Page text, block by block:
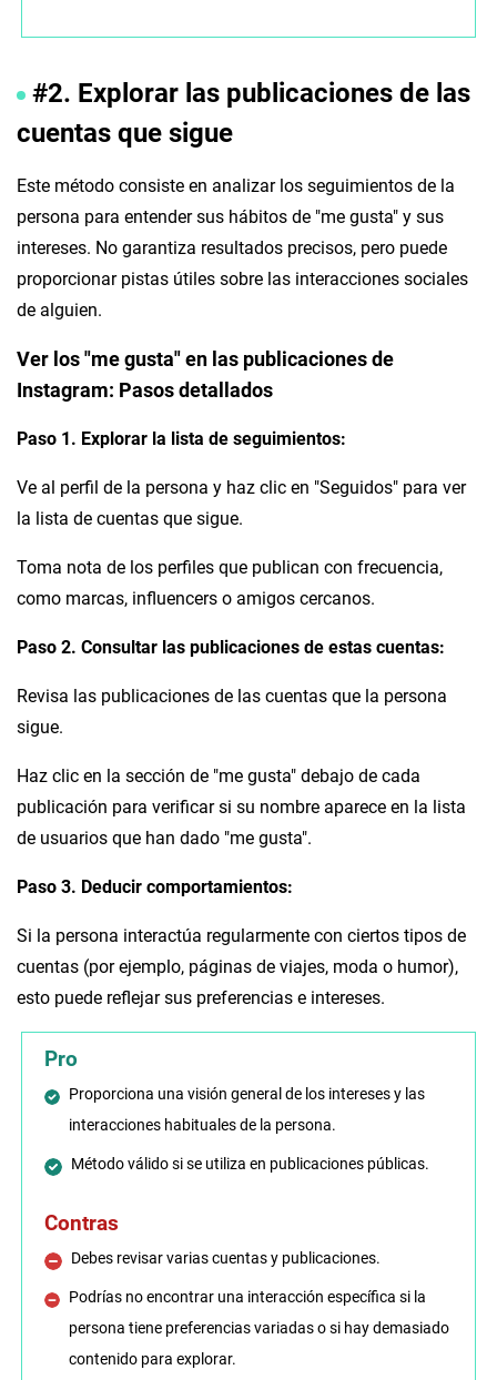
#2. Explorar las publicaciones de las
cuentas que sigue
Este método consiste en analizar los seguimientos de la
persona para entender sus hábitos de "me gusta" y sus
intereses. No garantiza resultados precisos, pero puede
proporcionar pistas útiles sobre las interacciones sociales
de alguien.
Ver los "me gusta" en las publicaciones de
Instagram: Pasos detallados
Paso 1. Explorar la lista de seguimientos:
Ve al perfil de la persona y haz clic en "Seguidos" para ver
la lista de cuentas que sigue.
Toma nota de los perfiles que publican con frecuencia,
como marcas, influencers o amigos cercanos.
Paso 2. Consultar las publicaciones de estas cuentas:
Revisa las publicaciones de las cuentas que la persona
sigue.
Haz clic en la sección de "me gusta" debajo de cada
publicación para verificar si su nombre aparece en la lista
de usuarios que han dado "me gusta".
Paso 3. Deducir comportamientos:
Si la persona interactúa regularmente con ciertos tipos de
cuentas (por ejemplo, páginas de viajes, moda o humor),
esto puede reflejar sus preferencias e intereses.
Pro
Proporciona una visión general de los intereses y las
interacciones habituales de la persona.
Método válido si se utiliza en publicaciones públicas.
Contras
Debes revisar varias cuentas y publicaciones.
Podrías no encontrar una interacción específica si la
persona tiene preferencias variadas o si hay demasiado
contenido para explorar.